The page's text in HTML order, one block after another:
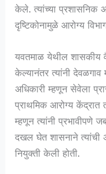
केले. त्यांच्या प्रशासनिक
दृष्टिकोनामुळे आरोग्य
यवतमाळ येथील शासकीय
केल्यानंतर त्यांनी देवळगाव
अधिकारी म्हणून सेवेला
प्राथमिक आरोग्य
म्हणून त्यांनी प्रभावीपणे
दखल घेत शासनाने त्यांची
नियुक्ती केली होती.